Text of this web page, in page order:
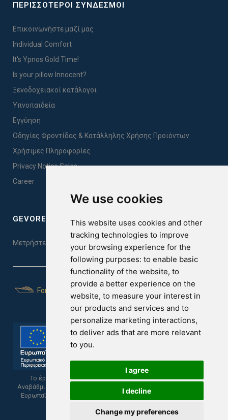
We use cookies
This website uses cookies and other
tracking technologies to improve
your browsing experience for the
following purposes: to enable basic
functionality of the website, to
provide a better experience on the
website, to measure your interest in
our products and services and to
personalize marketing interactions,
to deliver ads that are more relevant
to you.
I agree
I decline
Change my preferences
ΠΕΡΙΣΣΟΤΕΡΟΙ ΣΥΝΔΕΣΜΟΙ
Επικοινωνήστε μαζί μας
Individual Comfort
It's Ypnos Gold Time!
Is your pillow Innocent?
Ξενοδοχειακοί κατάλογοι
Υπνοπαιδεία
Εγγύηση
Οδηγίες Φροντίδας & Κατάλληλης Χρήσης Προϊόντων
Χρήσιμες Πληροφορίες
Privacy Notice Sales
Career
GEVOREST SLEEP QUALITY INDEX
Μετρήστε την ποιότητα του ύπνου σας. Κάντε το τεστ εδώ!
For Yachts
Το έργο υποβλήθηκε στα πλαίσια του Σχεδίου Ψηφιακής
Αναβάθμισης των Επιχειρήσεων και συγχρηματοδοτείται από το
Ευρωπαϊκό Ταμείο Περιφερειακής Ανάπτυξης και την Κυπριακή